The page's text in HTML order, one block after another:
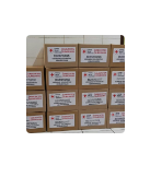
WN
DANAU
TOBA
WN